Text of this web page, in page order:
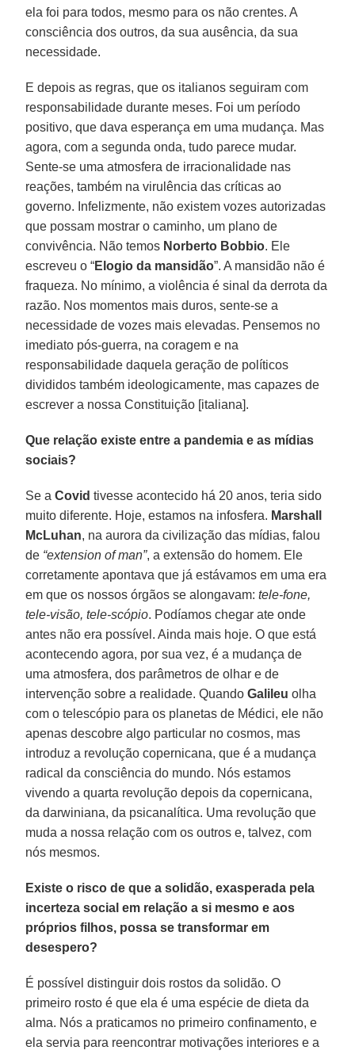
ela foi para todos, mesmo para os não crentes. A
consciência dos outros, da sua ausência, da sua
necessidade.
E depois as regras, que os italianos seguiram com
responsabilidade durante meses. Foi um período
positivo, que dava esperança em uma mudança. Mas
agora, com a segunda onda, tudo parece mudar.
Sente-se uma atmosfera de irracionalidade nas
reações, também na virulência das críticas ao
governo. Infelizmente, não existem vozes autorizadas
que possam mostrar o caminho, um plano de
convivência. Não temos Norberto Bobbio. Ele
escreveu o “Elogio da mansidão”. A mansidão não é
fraqueza. No mínimo, a violência é sinal da derrota da
razão. Nos momentos mais duros, sente-se a
necessidade de vozes mais elevadas. Pensemos no
imediato pós-guerra, na coragem e na
responsabilidade daquela geração de políticos
divididos também ideologicamente, mas capazes de
escrever a nossa Constituição [italiana].
Que relação existe entre a pandemia e as mídias
sociais?
Se aCovid tivesse acontecido há 20 anos, teria sido
muito diferente. Hoje, estamos na infosfera. Marshall
McLuhan, na aurora da civilização das mídias, falou
de “extension of man”, a extensão do homem. Ele
corretamente apontava que já estávamos em uma era
em que os nossos órgãos se alongavam:tele-fone,
tele-visão, tele-scópio. Podíamos chegar ate onde
antes não era possível. Ainda mais hoje. O que está
acontecendo agora, por sua vez, é a mudança de
uma atmosfera, dos parâmetros de olhar e de
intervenção sobre a realidade. QuandoGalileu olha
com o telescópio para os planetas de Médici, ele não
apenas descobre algo particular no cosmos, mas
introduz a revolução copernicana, que é a mudança
radical da consciência do mundo. Nós estamos
vivendo a quarta revolução depois da copernicana,
da darwiniana, da psicanalítica. Uma revolução que
muda a nossa relação com os outros e, talvez, com
nós mesmos.
Existe o risco de que a solidão, exasperada pela
incerteza social em relação a si mesmo e aos
próprios filhos, possa se transformar em
desespero?
É possível distinguir dois rostos da solidão. O
primeiro rosto é que ela é uma espécie de dieta da
alma. Nós a praticamos no primeiro confinamento, e
ela servia para reencontrar motivações interiores e a